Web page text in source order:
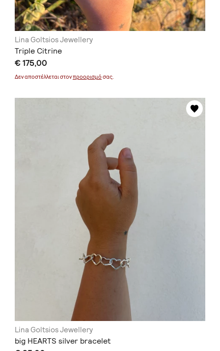
Lina Goltsios Jewellery
Triple Citrine
€ 175,00
Δεν αποστέλλεται στονπροορισμό σας.
Lina Goltsios Jewellery
big HEARTS silver bracelet